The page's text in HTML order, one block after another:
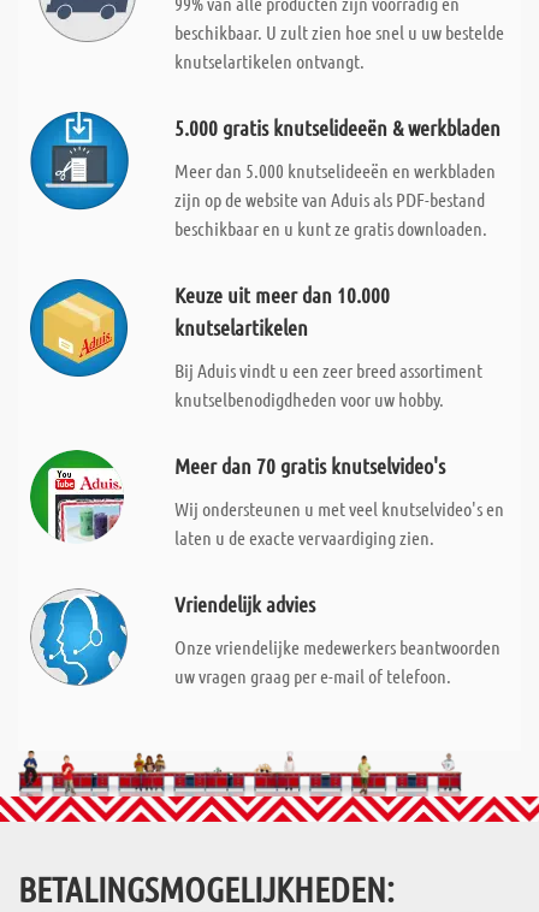
beschikbaar. U zult zien hoe snel u uw bestelde
knutselartikelen ontvangt.
5.000 gratis knutselideeën & werkbladen
Meer dan 5.000 knutselideeën en werkbladen
zijn op de website van Aduis als PDF-bestand
beschikbaar en u kunt ze gratis downloaden.
Keuze uit meer dan 10.000
knutselartikelen
Bij Aduis vindt u een zeer breed assortiment
knutselbenodigdheden voor uw hobby.
Meer dan 70 gratis knutselvideo's
Wij ondersteunen u met veel knutselvideo's en
laten u de exacte vervaardiging zien.
Vriendelijk advies
Onze vriendelijke medewerkers beantwoorden
uw vragen graag per e-mail of telefoon.
BETALINGSMOGELIJKHEDEN: